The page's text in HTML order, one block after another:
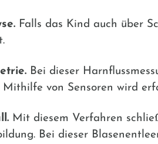
Falls das Kind auch über
Bei dieser
Mithilfe von Sensoren wird
Mit diesem Verfahren
Bei dieser